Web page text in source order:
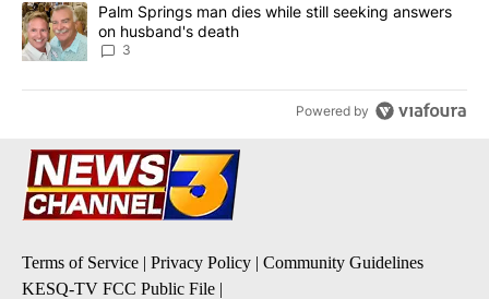
A trending article titled "Palm Springs man dies while still
Palm Springs man dies while still seeking answers
on husband's death
3
Powered by
Terms of Service | Privacy Policy | Community Guidelines
KESQ-TV FCC Public File |